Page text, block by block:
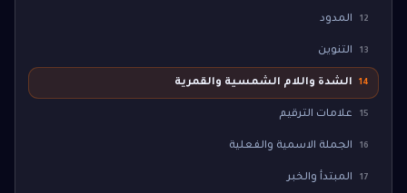
12 المدود
13 التنوين
14 الشدة واللام الشمسية والقمرية
15 علامات الترقيم
16 الجملة الاسمية والفعلية
17 المبتدأ والخبر